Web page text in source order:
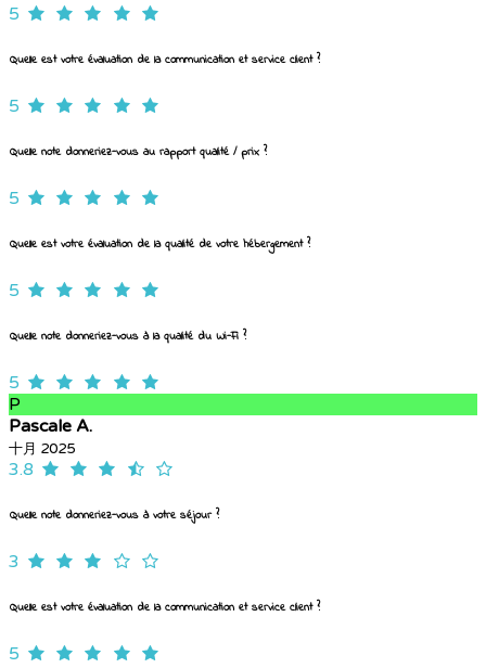
5
Quelle est votre évaluation de la communication et service client ?
5
Quelle note donneriez-vous au rapport qualité / prix ?
5
Quelle est votre évaluation de la qualité de votre hébergement ?
5
Quelle note donneriez-vous à la qualité du Wi-Fi ?
5
P
Pascale A.
十月 2025
3.8
Quelle note donneriez-vous à votre séjour ?
3
Quelle est votre évaluation de la communication et service client ?
5